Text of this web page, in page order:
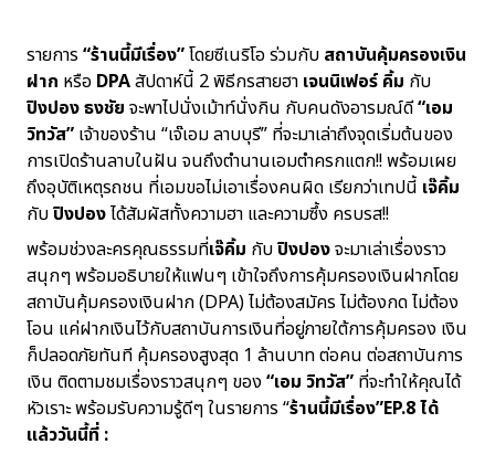
รายการ “ร้านนี้มีเรื่อง”โดยซีเนริโอ ร่วมกับ สถาบันคุ้มครองเงิน
ฝาก หรือ DPAสัปดาห์นี้ 2 พิธีกรสายฮา เจนนิเฟอร์ คิ้ม กับ
ปิงปอง ธงชัย จะพาไปนั่งเม้าท์นั่งกิน กับคนดังอารมณ์ดี“เอม
วิทวัส” เจ้าของร้าน “เจ๊เอม ลาบบุรี” ที่จะมาเล่าถึงจุดเริ่มต้นของ
การเปิดร้านลาบในฝัน จนถึงตำนานเอมตำครกแตก!! พร้อมเผย
ถึงอุบัติเหตุรถชน ที่เอมขอไม่เอาเรื่องคนผิด เรียกว่าเทปนี้ เจ๊คิ้ม
กับปิงปองได้สัมผัสทั้งความฮา และความซึ้ง ครบรส!!
พร้อมช่วงละครคุณธรรมที่เจ๊คิ้ม กับปิงปองจะมาเล่าเรื่องราว
สนุกๆ พร้อมอธิบายให้แฟนๆ เข้าใจถึงการคุ้มครองเงินฝากโดย
สถาบันคุ้มครองเงินฝาก (DPA) ไม่ต้องสมัคร ไม่ต้องกด ไม่ต้อง
โอน แค่ฝากเงินไว้กับสถาบันการเงินที่อยู่ภายใต้การคุ้มครอง เงิน
ก็ปลอดภัยทันที คุ้มครองสูงสุด 1 ล้านบาท ต่อคน ต่อสถาบันการ
เงิน ติดตามชมเรื่องราวสนุกๆ ของ“เอม วิทวัส” ที่จะทำให้คุณได้
หัวเราะ พร้อมรับความรู้ดีๆ ในรายการ “ร้านนี้มีเรื่อง”EP.8 ได้
แล้ววันนี้ที่ :